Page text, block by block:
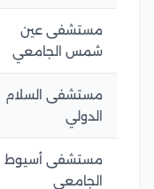
مستشفى عين
شمس الجامعي
مستشفى السلام
الدولي
مستشفى أسيوط
الجامعي